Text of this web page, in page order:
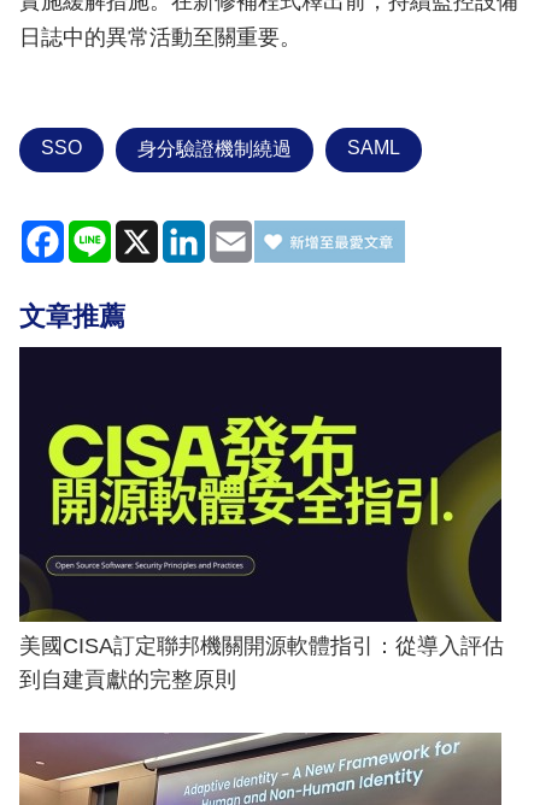
日誌中的異常活動至關重要。
SSO 身分驗證機制繞過 SAML
Facebook
Line X LinkedIn
Email
文章推薦
美國CISA訂定聯邦機關開源軟體指引：從導入評估
到自建貢獻的完整原則